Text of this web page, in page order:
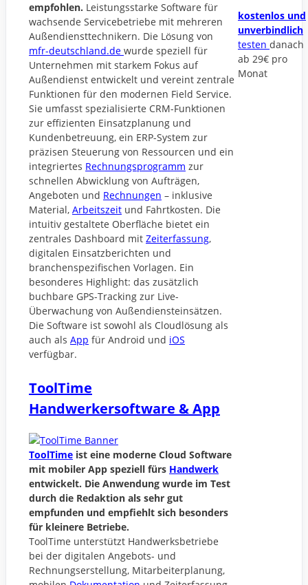
empfohlen. Leistungsstarke Software für
wachsende Servicebetriebe mit mehreren
Außendiensttechnikern. Die Lösung von
mfr-deutschland.de wurde speziell für
Unternehmen mit starkem Fokus auf
Außendienst entwickelt und vereint zentrale
Funktionen für den modernen Field Service.
Sie umfasst spezialisierte CRM-Funktionen
zur effizienten Einsatzplanung und
Kundenbetreuung, ein ERP-System zur
präzisen Steuerung von Ressourcen und ein
integriertes Rechnungsprogramm zur
schnellen Abwicklung von Aufträgen,
Angeboten und Rechnungen – inklusive
Material, Arbeitszeit und Fahrtkosten. Die
intuitiv gestaltete Oberfläche bietet ein
zentrales Dashboard mit Zeiterfassung,
digitalen Einsatzberichten und
branchenspezifischen Vorlagen. Ein
besonderes Highlight: das zusätzlich
buchbare GPS-Tracking zur Live-
Überwachung von Außendiensteinsätzen.
Die Software ist sowohl als Cloudlösung als
auch als App für Android und iOS
verfügbar.
kostenlos und
unverbindlich
testen danach
ab 29€ pro
Monat
ToolTime
Handwerkersoftware & App
ToolTime ist eine moderne Cloud Software
mit mobiler App speziell fürs Handwerk
entwickelt. Die Anwendung wurde im Test
durch die Redaktion als sehr gut
empfunden und empfiehlt sich besonders
für kleinere Betriebe.
ToolTime unterstützt Handwerksbetriebe
bei der digitalen Angebots- und
Rechnungserstellung, Mitarbeiterplanung,